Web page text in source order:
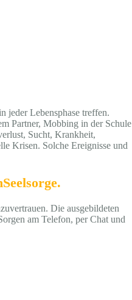
jeder Lebensphase treffen.
Partner, Mobbing in der Schule
Sucht, Krankheit,
Krisen. Solche Ereignisse und
Die ausgebildeten
am Telefon, per Chat und